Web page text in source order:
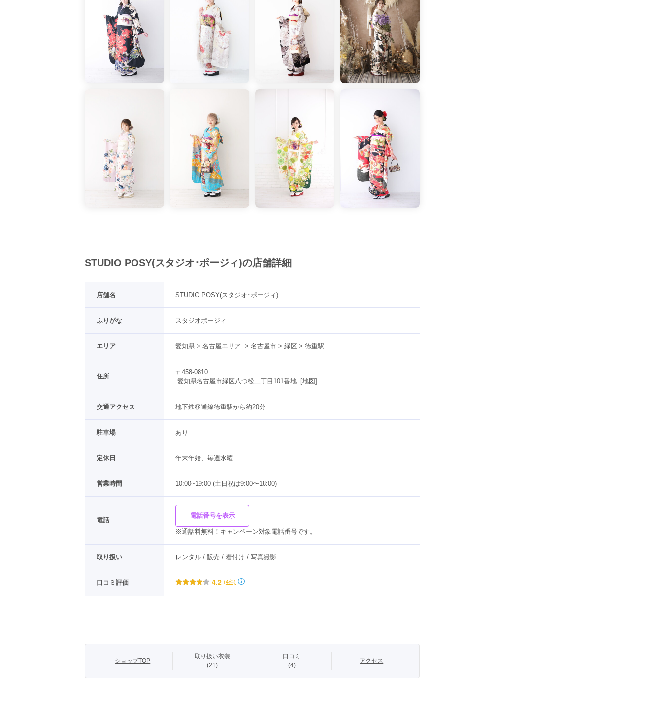
STUDIO POSY(スタジオ･ポージィ)の店舗詳細
店舗名 STUDIO POSY(スタジオ･ポージィ)
ふりがな スタジオポージィ
エリア 愛知県 > 名古屋エリア > 名古屋市 > 緑区 > 徳重駅
住所
〒458-0810
愛知県名古屋市緑区八つ松二丁目101番地
[地図]
交通アクセス 地下鉄桜通線徳重駅から約20分
駐車場 あり
定休日 年末年始、毎週水曜
営業時間 10:00~19:00 (土日祝は9:00〜18:00)
電話
電話番号を表示
※通話料無料！キャンペーン対象電話番号です。
取り扱い レンタル / 販売 / 着付け / 写真撮影
口コミ評価 4.2 (4件)
ショップTOP
取り扱い衣装
(21)
口コミ
(4)
アクセス